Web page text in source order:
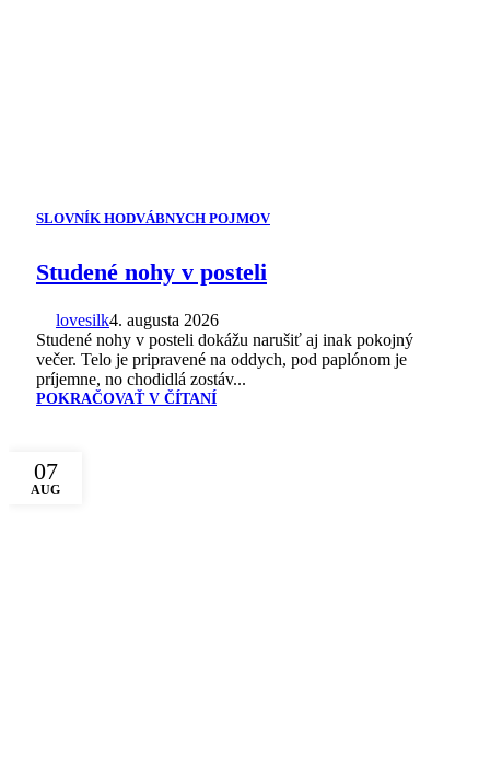
SLOVNÍK HODVÁBNYCH POJMOV
Studené nohy v posteli
lovesilk4. augusta 2026
Studené nohy v posteli dokážu narušiť aj inak pokojný
večer. Telo je pripravené na oddych, pod paplónom je
príjemne, no chodidlá zostáv...
POKRAČOVAŤ V ČÍTANÍ
07
AUG